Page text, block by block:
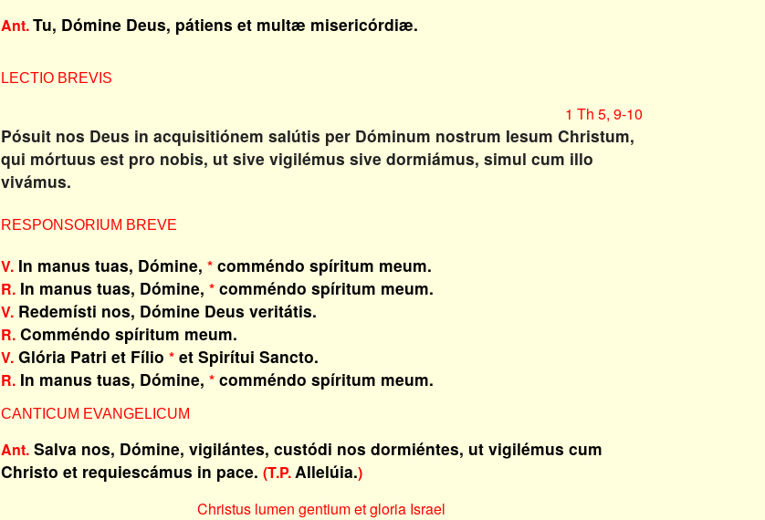
Ant.Tu, Dómine Deus, pátiens et multæ misericórdiæ.
LECTIO BREVIS
1 Th 5, 9-10
Pósuit nos Deus in acquisitiónem salútis per Dóminum nostrum Iesum Christum,
qui mórtuus est pro nobis, ut sive vigilémus sive dormiámus, simul cum illo
vivámus.
RESPONSORIUM BREVE
V. In manus tuas, Dómine,* comméndo spíritum meum.
R. In manus tuas, Dómine,* comméndo spíritum meum.
V. Redemísti nos, Dómine Deus veritátis.
R. Comméndo spíritum meum.
V. Glória Patri et Fílio* et Spirítui Sancto.
R. In manus tuas, Dómine,* comméndo spíritum meum.
CANTICUM EVANGELICUM
Ant. Salva nos, Dómine, vigilántes, custódi nos dormiéntes, ut vigilémus cum
Christo et requiescámus in pace.(T.P.Allelúia.)
Christus lumen gentium et gloria Israel